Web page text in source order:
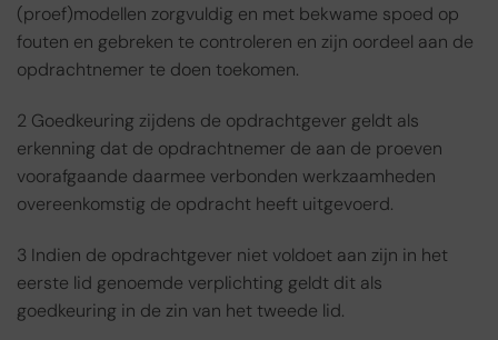
(proef)modellen zorgvuldig en met bekwame spoed op
fouten en gebreken te controleren en zijn oordeel aan de
opdrachtnemer te doen toekomen.
2 Goedkeuring zijdens de opdrachtgever geldt als
erkenning dat de opdrachtnemer de aan de proeven
voorafgaande daarmee verbonden werkzaamheden
overeenkomstig de opdracht heeft uitgevoerd.
3 Indien de opdrachtgever niet voldoet aan zijn in het
eerste lid genoemde verplichting geldt dit als
goedkeuring in de zin van het tweede lid.